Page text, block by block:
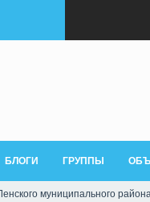
БЛОГИ ГРУППЫ
муниципального